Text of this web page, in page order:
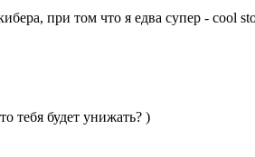
при том что я едва супер - cool
тебя будет унижать? )